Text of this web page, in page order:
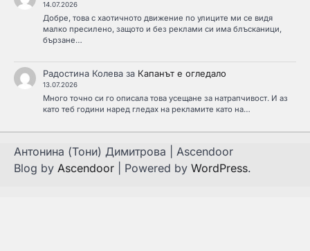
14.07.2026
Добре, това с хаотичното движение по улиците ми се видя
малко пресилено, защото и без реклами си има блъсканици,
бързане…
Радостина Колеваза Капанът е огледало
13.07.2026
Много точно си го описала това усещане за натрапчивост. И аз
като теб години наред гледах на рекламите като на…
Антонина (Тони) Димитрова | Ascendoor
Blog by Ascendoor | Powered by WordPress.